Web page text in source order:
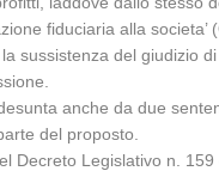
fiduciaria alla
del giudizio
anche da due
del proposto.
Decreto Legislativo n.